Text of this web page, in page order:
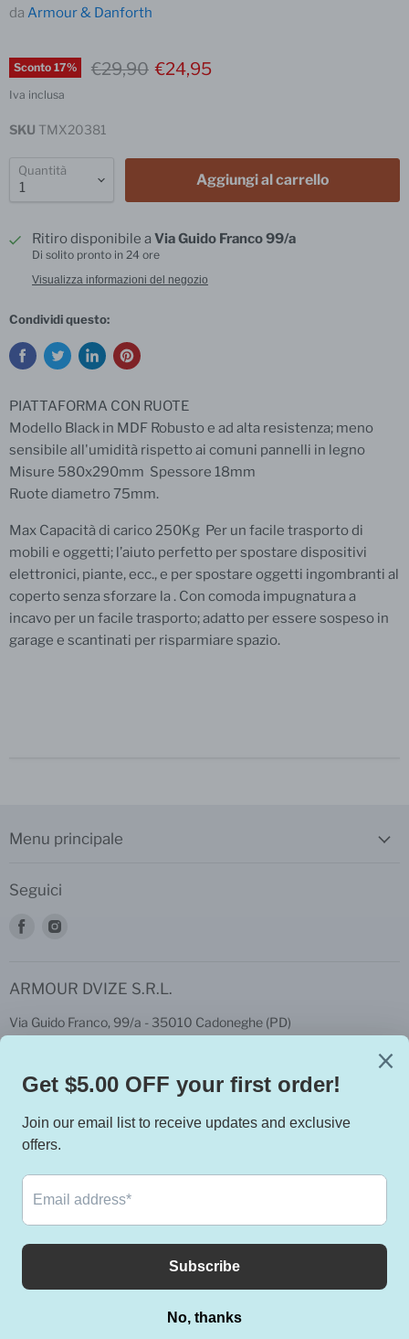
da Armour & Danforth
Sconto 17% Prezzo iniziale
€29,90 Prezzo corrente
€24,95
Iva inclusa
SKU TMX20381
Quantità
Aggiungi al carrello
Ritiro disponibile a Via Guido Franco 99/a
Di solito pronto in 24 ore
Visualizza informazioni del negozio
Condividi questo:
PIATTAFORMA CON RUOTE
Modello Black in MDF Robusto e ad alta resistenza; meno
sensibile all'umidità rispetto ai comuni pannelli in legno
Misure 580x290mm Spessore 18mm
Ruote diametro 75mm.
Max Capacità di carico 250Kg Per un facile trasporto di
mobili e oggetti; l’aiuto perfetto per spostare dispositivi
elettronici, piante, ecc., e per spostare oggetti ingombranti al
coperto senza sforzare la . Con comoda impugnatura a
incavo per un facile trasporto; adatto per essere sospeso in
garage e scantinati per risparmiare spazio.
Menu principale
Seguici
Trovaci
ARMOUR DVIZE S.R.L.
Via Guido Franco, 99/a - 35010 Cadoneghe (PD)
Privacy & Cookie Policy, Terms and conditions
Termini e condizioni del servizio
Informativa sui rimborsi
Copyright © 2026 Armour & Danforth.